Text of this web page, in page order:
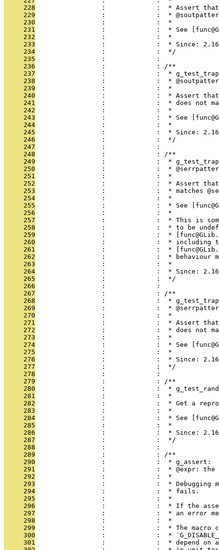
     228
:             :  * Assert
     229
:             :  *
     230
                 :             :  *
     231
:             :  * See
     232
                 :             :  *
     233
                 :             :  * Since: 2.16
     234
                 :             :  */
     235
                 :             :
     236
                 :             : /**
     237
:             :  *
     238
:             :  *
     239
                 :             :  *
     240
:             :  * Assert
     241
:             :  * does not
     242
                 :             :  *
     243
:             :  * See
     244
                 :             :  *
     245
                 :             :  * Since: 2.16
     246
                 :             :  */
     247
                 :             :
     248
                 :             : /**
     249
:             :  *
     250
:             :  *
     251
                 :             :  *
     252
:             :  * Assert
     253
:             :  * matches
     254
                 :             :  *
     255
:             :  * See
     256
                 :             :  *
     257
:             :  * This is
     258
:             :  * to be
     259
:             :  *
     260
:             :  * including
     261
:             :  *
     262
:             :  * behaviour
     263
                 :             :  *
     264
                 :             :  * Since: 2.16
     265
                 :             :  */
     266
                 :             :
     267
                 :             : /**
     268
:             :  *
     269
:             :  *
     270
                 :             :  *
     271
:             :  * Assert
     272
:             :  * does not
     273
                 :             :  *
     274
:             :  * See
     275
                 :             :  *
     276
                 :             :  * Since: 2.16
     277
                 :             :  */
     278
                 :             :
     279
                 :             : /**
     280
:             :  *
     281
                 :             :  *
     282
:             :  * Get a
     283
                 :             :  *
     284
:             :  * See
     285
                 :             :  *
     286
                 :             :  * Since: 2.16
     287
                 :             :  */
     288
                 :             :
     289
                 :             : /**
     290
                 :             :  * g_assert:
     291
:             :  * @expr: the
     292
                 :             :  *
     293
:             :  * Debugging
     294
                 :             :  * fails.
     295
                 :             :  *
     296
:             :  * If the
     297
:             :  * an error
     298
                 :             :  *
     299
:             :  * The macro
     300
:             :  *
     301
:             :  * depend on